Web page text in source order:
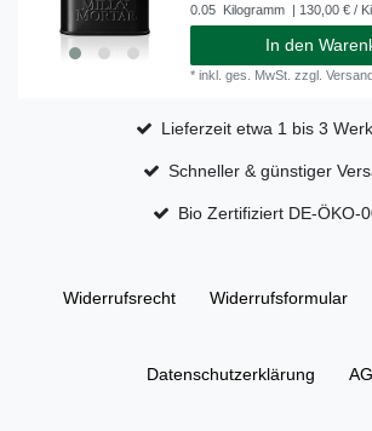
0.05 Kilogramm | 130,00 € /
In den
*inkl. ges. MwSt. zzgl.
Lieferzeit etwa 1 bis 3
Schneller & günstiger
Bio Zertifiziert DE-ÖKO-
Widerrufs­recht Widerrufs­formular
Daten­schutz­erklärung